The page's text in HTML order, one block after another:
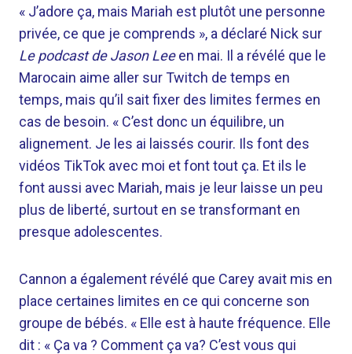
« J’adore ça, mais Mariah est plutôt une personne
privée, ce que je comprends », a déclaré Nick sur
Le podcast de Jason Leeen mai. Il a révélé que le
Marocain aime aller sur Twitch de temps en
temps, mais qu’il sait fixer des limites fermes en
cas de besoin. « C’est donc un équilibre, un
alignement. Je les ai laissés courir. Ils font des
vidéos TikTok avec moi et font tout ça. Et ils le
font aussi avec Mariah, mais je leur laisse un peu
plus de liberté, surtout en se transformant en
presque adolescentes.
Cannon a également révélé que Carey avait mis en
place certaines limites en ce qui concerne son
groupe de bébés. « Elle est à haute fréquence. Elle
dit : « Ça va ? Comment ça va? C’est vous qui